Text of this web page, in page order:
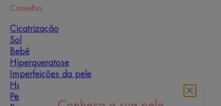
Conselho
Cicatrização
Sol
Bebê
Hiperqueratose
Imperfeições da pele
Homens
Pele mista